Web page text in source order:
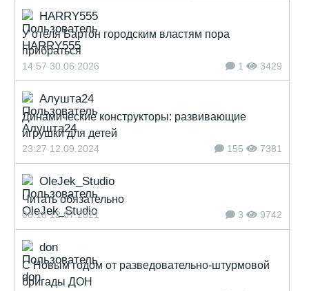
HARRY555
У отеля Бартон городским властям пора
прибраться
14:57 30.06.2026 1 3429
Алушта24
Динамические конструкторы: развивающие
игрушки для детей
23:27 12.09.2024 155 7381
OleJek_Studio
Читать обязательно
08:18 12.07.2021 3 9742
don
С Новым годом от разведовательно-штурмовой
бригады ДОН